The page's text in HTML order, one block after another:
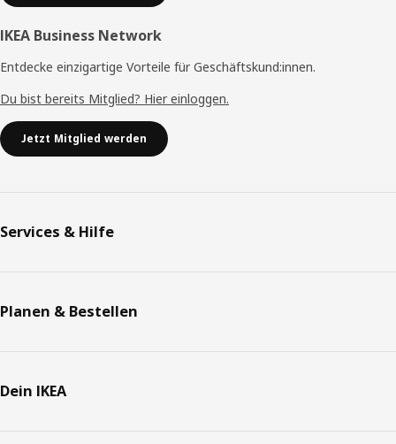
IKEA Business Network
Entdecke einzigartige Vorteile für Geschäftskund:innen.
Du bist bereits Mitglied? Hier einloggen.
Jetzt Mitglied werden
Services & Hilfe
Planen & Bestellen
Dein IKEA